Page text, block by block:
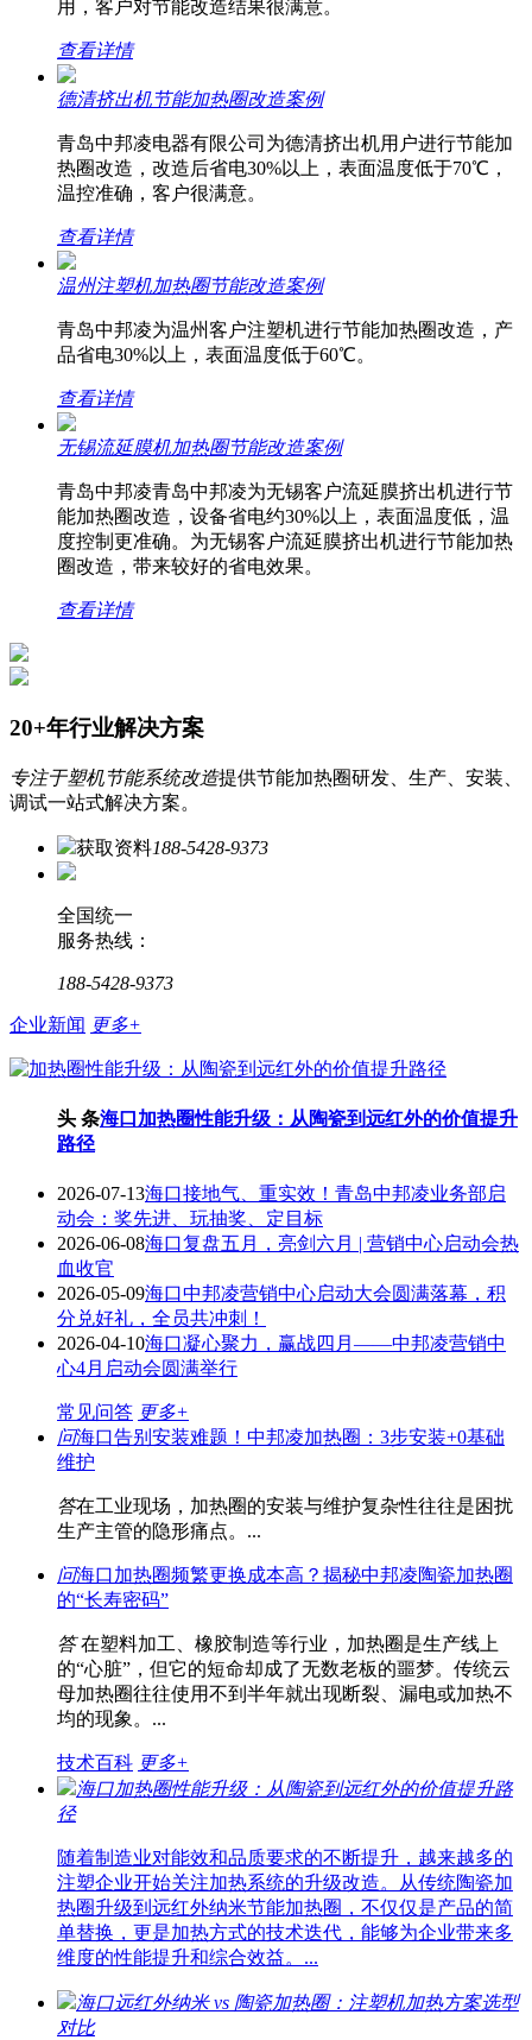
用，客户对节能改造结果很满意。
查看详情
德清挤出机节能加热圈改造案例
青岛中邦凌电器有限公司为德清挤出机用户进行节能加
热圈改造，改造后省电30%以上，表面温度低于70℃，
温控准确，客户很满意。
查看详情
温州注塑机加热圈节能改造案例
青岛中邦凌为温州客户注塑机进行节能加热圈改造，产
品省电30%以上，表面温度低于60℃。
查看详情
无锡流延膜机加热圈节能改造案例
青岛中邦凌青岛中邦凌为无锡客户流延膜挤出机进行节
能加热圈改造，设备省电约30%以上，表面温度低，温
度控制更准确。为无锡客户流延膜挤出机进行节能加热
圈改造，带来较好的省电效果。
查看详情
20+年行业解决方案
专注于塑机节能系统改造提供节能加热圈研发、生产、安装、
调试一站式解决方案。
获取资料188-5428-9373
全国统一
服务热线：
188-5428-9373
企业新闻 更多+
头 条海口加热圈性能升级：从陶瓷到远红外的价值提升
路径
2026-07-13海口接地气、重实效！青岛中邦凌业务部启
动会：奖先进、玩抽奖、定目标
2026-06-08海口复盘五月，亮剑六月 | 营销中心启动会热
血收官
2026-05-09海口中邦凌营销中心启动大会圆满落幕，积
分兑好礼，全员共冲刺！
2026-04-10海口凝心聚力，赢战四月——中邦凌营销中
心4月启动会圆满举行
常见问答 更多+
问海口告别安装难题！中邦凌加热圈：3步安装+0基础
维护
答在工业现场，加热圈的安装与维护复杂性往往是困扰
生产主管的隐形痛点。...
问海口加热圈频繁更换成本高？揭秘中邦凌陶瓷加热圈
的“长寿密码”
答在塑料加工、橡胶制造等行业，加热圈是生产线上
的“心脏”，但它的短命却成了无数老板的噩梦。传统云
母加热圈往往使用不到半年就出现断裂、漏电或加热不
均的现象。...
技术百科 更多+
海口加热圈性能升级：从陶瓷到远红外的价值提升路
径
随着制造业对能效和品质要求的不断提升，越来越多的
注塑企业开始关注加热系统的升级改造。从传统陶瓷加
热圈升级到远红外纳米节能加热圈，不仅仅是产品的简
单替换，更是加热方式的技术迭代，能够为企业带来多
维度的性能提升和综合效益。...
海口远红外纳米 vs 陶瓷加热圈：注塑机加热方案选型
对比